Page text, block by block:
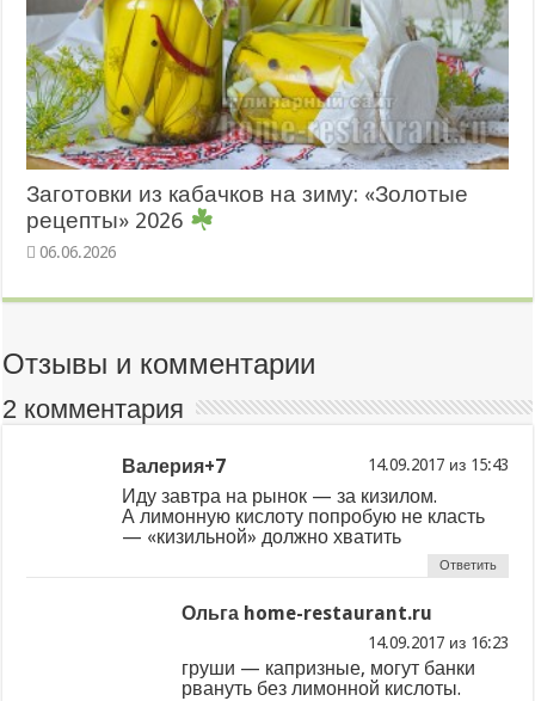
Заготовки из кабачков на зиму: «Золотые
рецепты» 2026
06.06.2026
Отзывы и комментарии
2 комментария
Валерия+7 из
Иду завтра на рынок — за кизилом.
А лимонную кислоту попробую не класть
— «кизильной» должно хватить
Ответить
Ольга home-restaurant.ru
из
груши — капризные, могут банки
рвануть без лимонной кислоты.